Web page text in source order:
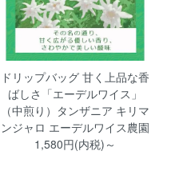
ドリップバッグ 甘く上品な香
ばしさ「エーデルワイス」
（中煎り）タンザニア キリマ
ンジャロ エーデルワイス農園
1,580円(内税)～